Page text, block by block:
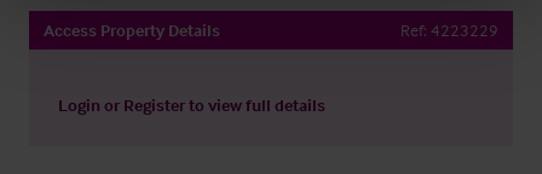
Access Property Details Ref: 4223229
Login or Registerto view full details